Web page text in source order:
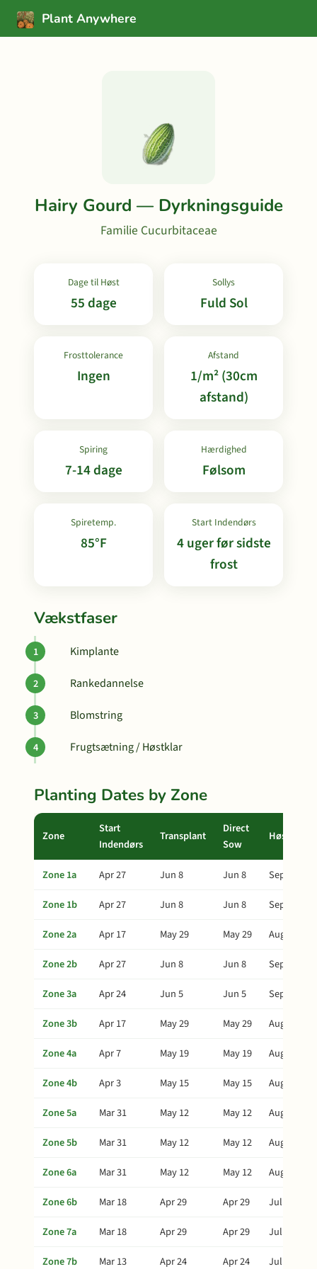
Plant Anywhere
Hairy Gourd — Dyrkningsguide
Familie Cucurbitaceae
Dage til Høst
55 dage
Sollys
Fuld Sol
Frosttolerance
Ingen
Afstand
1/m² (30cm
afstand)
Spiring
7-14 dage
Hærdighed
Følsom
Spiretemp.
85°F
Start Indendørs
4 uger før sidste
frost
Vækstfaser
Kimplante
Rankedannelse
Blomstring
Frugtsætning / Høstklar
Planting Dates by Zone
Zone
Start
Indendørs
Transplant
Direct
Sow
Høst
Zone 1a Apr 27 Jun 8 Jun 8
Sep 6
Zone 1b
Apr 27 Jun 8 Jun 8
Sep 6
Zone 2a
Apr 17 May 29 May 29
Aug 27
Zone 2b
Apr 27 Jun 8 Jun 8
Sep 6
Zone 3a
Apr 24 Jun 5 Jun 5
Sep 3
Zone 3b
Apr 17 May 29 May 29
Aug 27
Zone 4a
Apr 7 May 19 May 19
Aug 17
Zone 4b
Apr 3 May 15 May 15
Aug 13
Zone 5a
Mar 31 May 12 May 12
Aug 10
Zone 5b
Mar 31 May 12 May 12
Aug 10
Zone 6a
Mar 31 May 12 May 12
Aug 10
Zone 6b
Mar 18 Apr 29 Apr 29
Jul 28
Zone 7a
Mar 18 Apr 29 Apr 29
Jul 28
Zone 7b
Mar 13 Apr 24 Apr 24 Jul 23